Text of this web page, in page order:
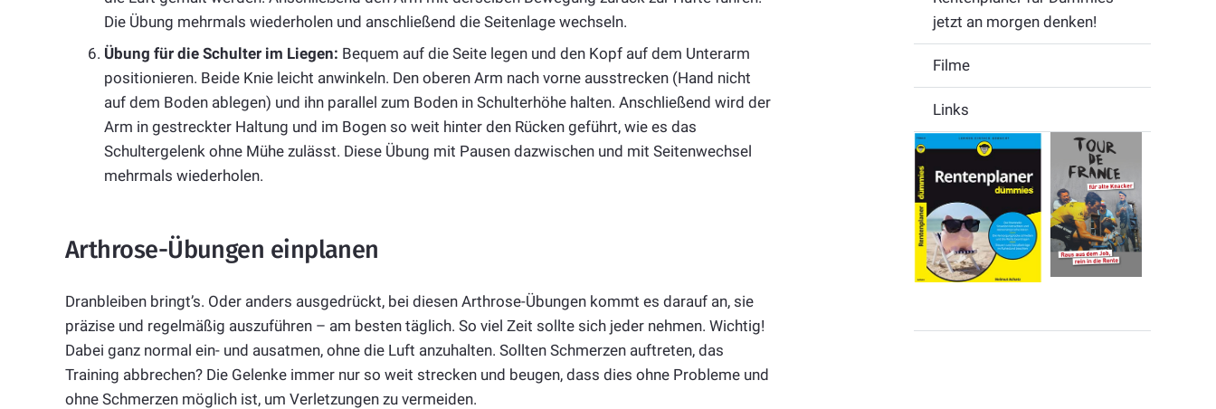
Die Übung mehrmals wiederholen und anschließend die Seitenlage wechseln.
Übung für die Schulter im Liegen: Bequem auf die Seite legen und den Kopf auf dem Unterarm
positionieren. Beide Knie leicht anwinkeln. Den oberen Arm nach vorne ausstrecken (Hand nicht
auf dem Boden ablegen) und ihn parallel zum Boden in Schulterhöhe halten. Anschließend wird der
Arm in gestreckter Haltung und im Bogen so weit hinter den Rücken geführt, wie es das
Schultergelenk ohne Mühe zulässt. Diese Übung mit Pausen dazwischen und mit Seitenwechsel
mehrmals wiederholen.
Arthrose-Übungen einplanen
Dranbleiben bringt’s. Oder anders ausgedrückt, bei diesen Arthrose-Übungen kommt es darauf an, sie
präzise und regelmäßig auszuführen – am besten täglich. So viel Zeit sollte sich jeder nehmen. Wichtig!
Dabei ganz normal ein- und ausatmen, ohne die Luft anzuhalten. Sollten Schmerzen auftreten, das
Training abbrechen? Die Gelenke immer nur so weit strecken und beugen, dass dies ohne Probleme und
ohne Schmerzen möglich ist, um Verletzungen zu vermeiden.
jetzt an morgen denken!
Filme
Links